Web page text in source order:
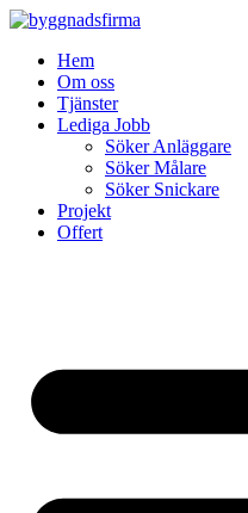
Skip
contentHem
Om oss
Tjänster
Lediga Jobb
Söker Anläggare
Söker Målare
Söker Snickare
Projekt
Offert